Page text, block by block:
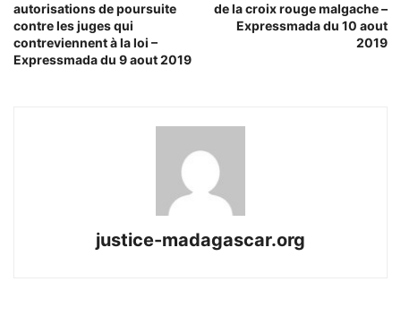
autorisations de poursuite
contre les juges qui
contreviennent à la loi –
Expressmada du 9 aout 2019
de la croix rouge malgache –
Expressmada du 10 aout
2019
justice-madagascar.org